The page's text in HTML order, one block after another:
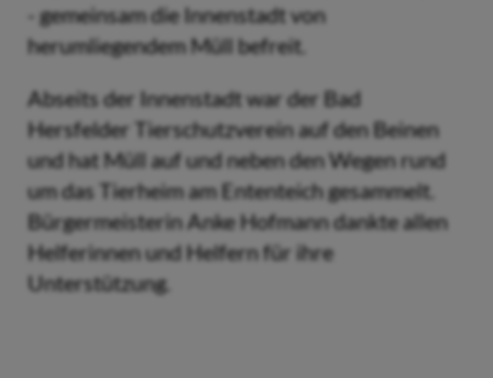
- gemeinsam die Innenstadt von
herumliegendem Müll befreit.
Abseits der Innenstadt war der Bad
Hersfelder Tierschutzverein auf den Beinen
und hat Müll auf und neben den Wegen rund
um das Tierheim am Ententeich gesammelt.
Bürgermeisterin Anke Hofmann dankte allen
Helferinnen und Helfern für ihre
Unterstützung.